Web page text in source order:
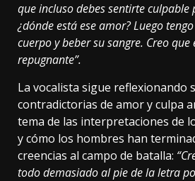
que incluso debes sentirte culpable
¿dónde está ese amor? Luego
cuerpo y beber su sangre. Creo
repugnante”.
La vocalista sigue reflexionando
contradictorias de amor y culpa
tema de las interpretaciones de
y cómo los hombres han
creencias al campo de batalla:
todo demasiado al pie de la letra